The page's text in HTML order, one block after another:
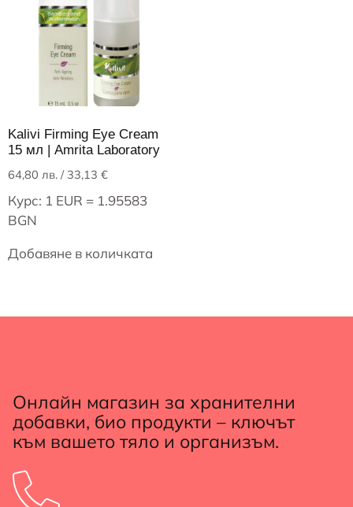
Kalivi Firming Eye Cream
15 мл | Amrita Laboratory
64,80 лв. / 33,13 €
Курс: 1 EUR = 1.95583
BGN
Добавяне в количката
Онлайн магазин за хранителни
добавки, био продукти – ключът
към вашето тяло и организъм.